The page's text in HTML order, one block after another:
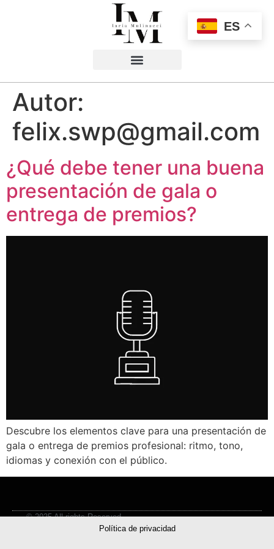
Autor:
felix.swp@gmail.com
¿Qué debe tener una buena
presentación de gala o
entrega de premios?
Descubre los elementos clave para una presentación de
gala o entrega de premios profesional: ritmo, tono,
idiomas y conexión con el público.
Política de privacidad
© 2025 All rights Reserved.
ES